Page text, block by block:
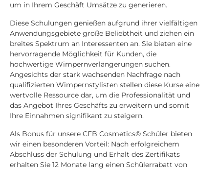
um in Ihrem Geschäft Umsätze zu generieren.
Diese Schulungen genießen aufgrund ihrer vielfältigen
Anwendungsgebiete große Beliebtheit und ziehen ein
breites Spektrum an Interessenten an. Sie bieten eine
hervorragende Möglichkeit für Kunden, die
hochwertige Wimpernverlängerungen suchen.
Angesichts der stark wachsenden Nachfrage nach
qualifizierten Wimpernstylisten stellen diese Kurse eine
wertvolle Ressource dar, um die Professionalität und
das Angebot Ihres Geschäfts zu erweitern und somit
Ihre Einnahmen signifikant zu steigern.
Als Bonus für unsere CFB Cosmetics® Schüler bieten
wir einen besonderen Vorteil: Nach erfolgreichem
Abschluss der Schulung und Erhalt des Zertifikats
erhalten Sie 12 Monate lang einen Schülerrabatt von